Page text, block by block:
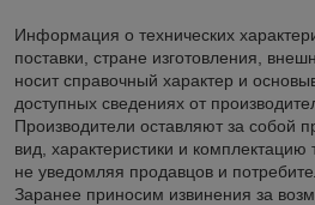
Информация о технических
поставки, стране изготовления,
носит справочный характер и
доступных сведениях от
Производители оставляют за собой
вид, характеристики и комплектацию
не уведомляя продавцов и
Заранее приносим извинения за